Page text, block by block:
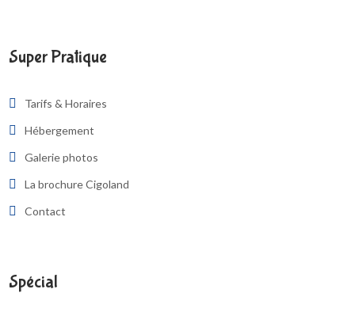
Super Pratique
Tarifs & Horaires
Hébergement
Galerie photos
La brochure Cigoland
Contact
Spécial